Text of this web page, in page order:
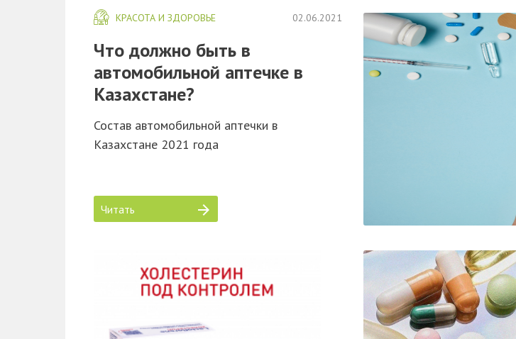
КРАСОТА И ЗДОРОВЬЕ 02.06.2021
Что должно быть в
автомобильной аптечке в
Казахстане?
Состав автомобильной аптечки в
Казахстане 2021 года
Читать